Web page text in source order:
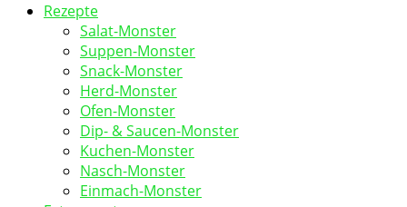
Rezepte
Salat-Monster
Suppen-Monster
Snack-Monster
Herd-Monster
Ofen-Monster
Dip- & Saucen-Monster
Kuchen-Monster
Nasch-Monster
Einmach-Monster